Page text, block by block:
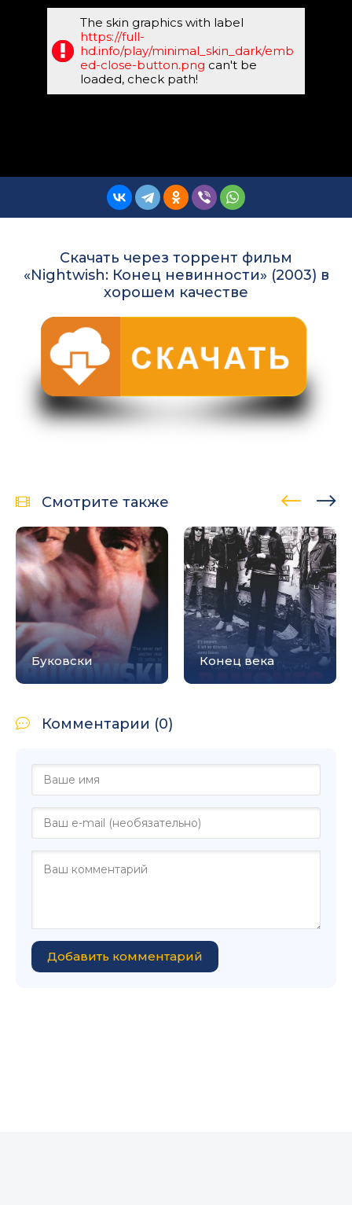
The skin graphics with label
https://full-
hd.info/play/minimal_skin_dark/emb
ed-close-button.png can't be
loaded, check path!
Скачать через торрент фильм
«Nightwish: Конец невинности» (2003) в
хорошем качестве
Смотрите также
Буковски Конец века
Комментарии (0)
Добавить комментарий